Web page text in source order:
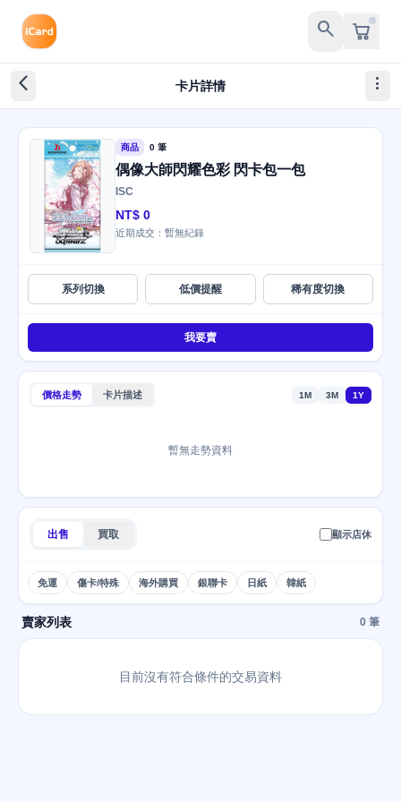
search
arrow_back_ios_new 卡片詳情 more_vert
商品 0 筆
偶像大師閃耀色彩 閃卡包一包
ISC
NT$ 0
近期成交：暫無紀錄
系列切換 低價提醒 稀有度切換
我要賣
價格走勢 卡片描述 1M 3M 1Y
暫無走勢資料
出售 買取 顯示店休
免運 傷卡/特殊 海外購買 銀聯卡 日紙 韓紙
賣家列表 0 筆
目前沒有符合條件的交易資料